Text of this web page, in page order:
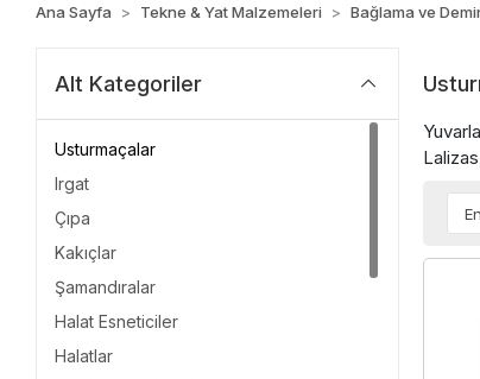
Ana Sayfa Tekne & Yat Malzemeleri Bağlama ve
Alt Kategoriler
Usturmaçalar
Irgat
Çıpa
Kakıçlar
Şamandıralar
Halat Esneticiler
Halatlar